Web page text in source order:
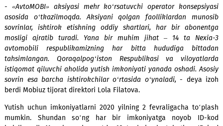
shaxslar – kompaniya mijozlari qanday tarif
foydalanishlaridan qat’iy nazar yuqorida keltirilgan
xohlagancha faollashtirishlari va qatnashchiga
mumkin.
- «AvtoMOBI» aksiyasi mehr ko‘rsatuvchi operator
asosida o‘tkazilmoqda. Aksiyani qolgan faolliklardan
sovrinlar, ishtirok etishning oddiy shartlari, har bir
mosligi ajratib turadi. Yana bir muhim jihat – 14 ta
avtomobili respublikamizning har bitta hududiga
tahsimlangan. Qoraqalpog‘iston Respublikasi va